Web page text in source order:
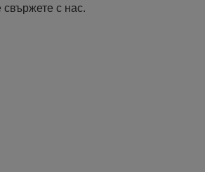
свържете с нас.